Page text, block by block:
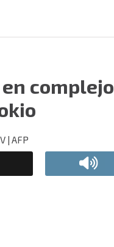
complejo
| AFP